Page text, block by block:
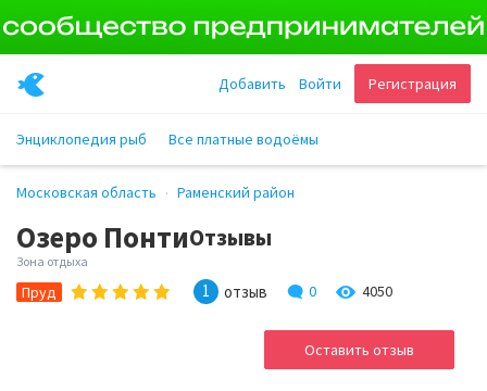
Регистрация
Войти
Добавить
Энциклопедия рыб Все платные водоёмы
Московская область Раменский район
Озеро ПонтиОтзывы
Зона отдыха
Пруд 1 отзыв 0 4050
Оставить отзыв